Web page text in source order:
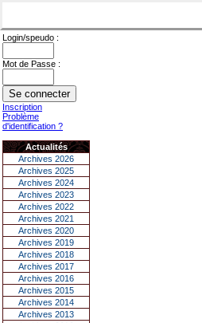
Login/speudo :
Mot de Passe :
Inscription
Problème
d'identification ?
Actualités
Archives 2026
Archives 2025
Archives 2024
Archives 2023
Archives 2022
Archives 2021
Archives 2020
Archives 2019
Archives 2018
Archives 2017
Archives 2016
Archives 2015
Archives 2014
Archives 2013